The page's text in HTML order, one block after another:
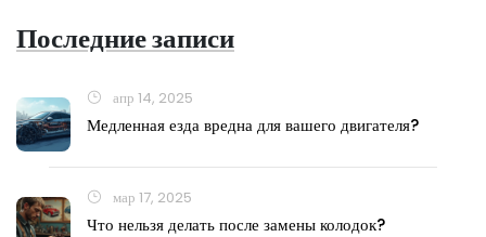
Последние записи
апр 14, 2025
Медленная езда вредна для вашего двигателя?
мар 17, 2025
Что нельзя делать после замены колодок?